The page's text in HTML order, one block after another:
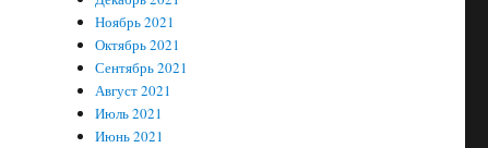
Ноябрь 2021
Октябрь 2021
Сентябрь 2021
Август 2021
Июль 2021
Июнь 2021